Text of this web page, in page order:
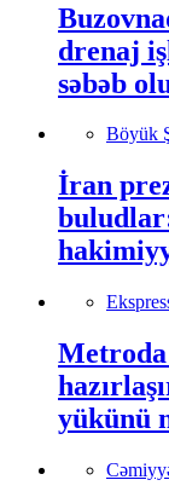
drenaj
səbəb
Böyük
İran
Metroda
yükünü